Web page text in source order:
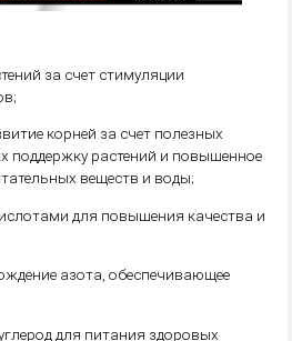
за счет стимуляции
корней за счет полезных
поддержку растений и повышенное
веществ и воды;
для повышения качества и
азота, обеспечивающее
для питания здоровых